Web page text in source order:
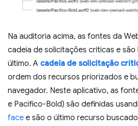
Na auditoria acima, as fontes da
cadeia de solicitações críticas e
último. A cadeia de solicitação
ordem dos recursos priorizados e
navegador. Neste aplicativo, as
e Pacifico-Bold) são definidas
face e são o último recurso